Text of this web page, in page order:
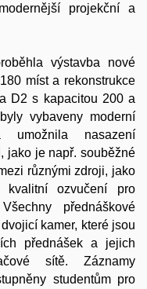
projekční a
výstavba nové
míst a rekonstrukce
D2 s kapacitou 200 a
vybaveny moderní
umožnila nasazení
jako je např. souběžné
různými zdroji, jako
ozvučení pro
přednáškové
kamer, které jsou
přednášek a jejich
sítě. Záznamy
studentům pro